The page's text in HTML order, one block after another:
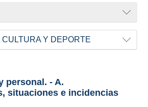
CULTURA Y DEPORTE
personal. - A.
situaciones e incidencias